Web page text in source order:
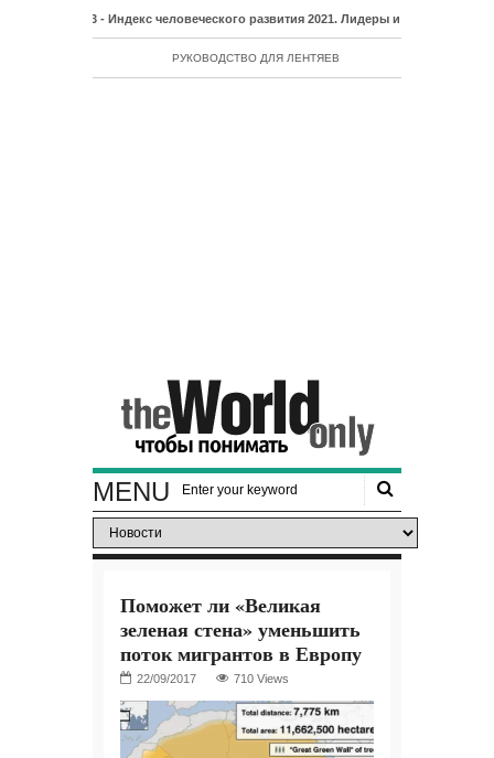
- Индекс человеческого развития 2021. Лидеры и аутсайдеры рейтинга
РУКОВОДСТВО ДЛЯ ЛЕНТЯЕВ
MENU
Поможет ли «Великая
зеленая стена» уменьшить
поток мигрантов в Европу
710 Views